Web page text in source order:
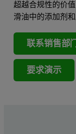
超越合规性的价
滑油中的添加剂和
联系销售部
要求演示